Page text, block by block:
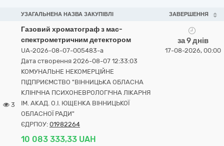
УЗАГАЛЬНЕНА НАЗВА ЗАКУПІВЛІ ЗАВЕРШЕННЯ
3
Газовий хроматограф з мас-
спектрометричним детектором
UA-2026-08-07-005483-a
Дата створення 2026-08-07 12:33:03
КОМУНАЛЬНЕ НЕКОМЕРЦІЙНЕ
ПІДПРИЄМСТВО "ВІННИЦЬКА ОБЛАСНА
КЛІНІЧНА ПСИХОНЕВРОЛОГІЧНА ЛІКАРНЯ
ІМ. АКАД. О.І. ЮЩЕНКА ВІННИЦЬКОЇ
ОБЛАСНОЇ РАДИ"
ЄДРПОУ: 01982264
10 083 333,33 UAH
за 9 днів
17-08-2026, 00:00